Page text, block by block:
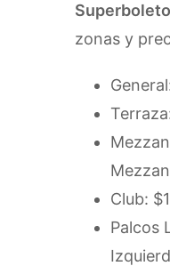
zonas y
Club:
Palcos